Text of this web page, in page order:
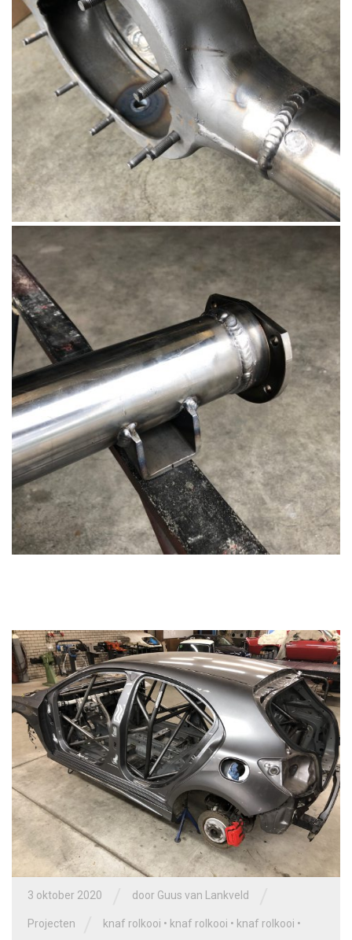
3 oktober 2020 door Guus van Lankveld
Projecten knaf rolkooi • knaf rolkooi • knaf rolkooi •